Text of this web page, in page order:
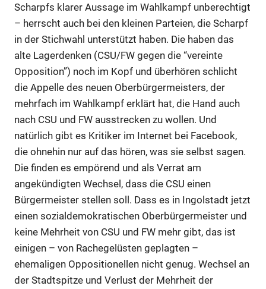
Scharpfs klarer Aussage im Wahlkampf unberechtigt
– herrscht auch bei den kleinen Parteien, die Scharpf
in der Stichwahl unterstützt haben. Die haben das
alte Lagerdenken (CSU/FW gegen die “vereinte
Opposition”) noch im Kopf und überhören schlicht
die Appelle des neuen Oberbürgermeisters, der
mehrfach im Wahlkampf erklärt hat, die Hand auch
nach CSU und FW ausstrecken zu wollen. Und
natürlich gibt es Kritiker im Internet bei Facebook,
die ohnehin nur auf das hören, was sie selbst sagen.
Die finden es empörend und als Verrat am
angekündigten Wechsel, dass die CSU einen
Bürgermeister stellen soll. Dass es in Ingolstadt jetzt
einen sozialdemokratischen Oberbürgermeister und
keine Mehrheit von CSU und FW mehr gibt, das ist
einigen – von Rachegelüsten geplagten –
ehemaligen Oppositionellen nicht genug. Wechsel an
der Stadtspitze und Verlust der Mehrheit der